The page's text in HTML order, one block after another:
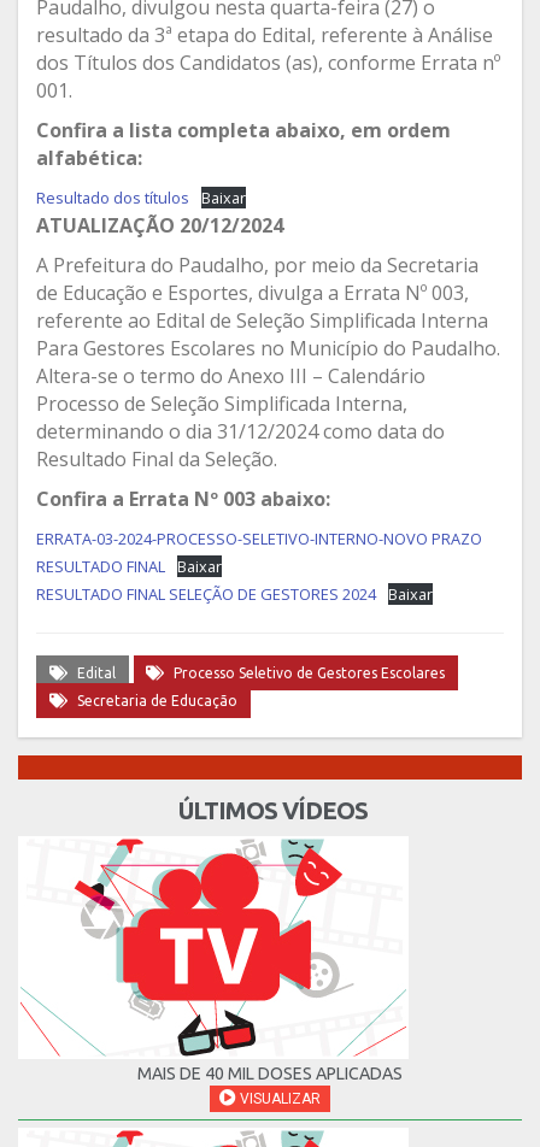
Paudalho, divulgou nesta quarta-feira (27) o
resultado da 3ª etapa do Edital, referente à Análise
dos Títulos dos Candidatos (as), conforme Errata nº
001.
Confira a lista completa abaixo, em ordem
alfabética:
Resultado dos títulos Baixar
ATUALIZAÇÃO 20/12/2024
A Prefeitura do Paudalho, por meio da Secretaria
de Educação e Esportes, divulga a Errata Nº 003,
referente ao Edital de Seleção Simplificada Interna
Para Gestores Escolares no Município do Paudalho.
Altera-se o termo do Anexo III – Calendário
Processo de Seleção Simplificada Interna,
determinando o dia 31/12/2024 como data do
Resultado Final da Seleção.
Confira a Errata Nº 003 abaixo:
ERRATA-03-2024-PROCESSO-SELETIVO-INTERNO-NOVO PRAZO
RESULTADO FINAL
Baixar
RESULTADO FINAL SELEÇÃO DE GESTORES 2024 Baixar
Edital
Processo Seletivo de Gestores Escolares
Secretaria de Educação
ÚLTIMOS VÍDEOS
MAIS DE 40 MIL DOSES APLICADAS
VISUALIZAR